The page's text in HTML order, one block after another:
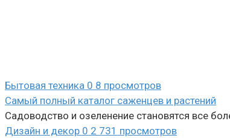
Бытовая техника 0 8 просмотров
Самый полный каталог саженцев и растений
Садоводство и озеленение становятся все
Дизайн и декор 0 2 731 просмотров